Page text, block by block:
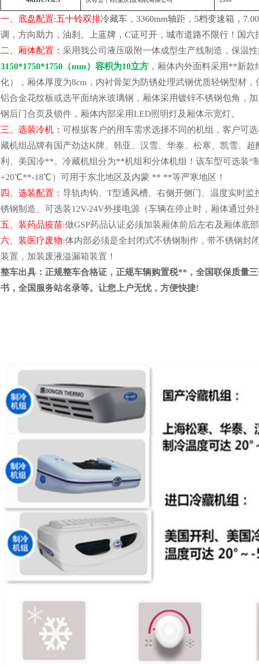
一、底盘配置:五十铃双排冷藏车，3360mm轴距，5档变速箱，
调，方向助力，油刹。上蓝牌，C证可开，城市道路不限行！国六
二、厢体配置： 采用我公司液压吸附一体成型生产线制造，保温
3150*1750*1750 （mm）容积为10立方 ，厢体内外面料采用**新
化），厢体厚度为8cm，内衬骨架为防锈处理武钢优质轻钢型材
铝合金花纹板或选平面纳米玻璃钢，厢体采用镀锌不锈钢包角，
钢后门合页及锁件，厢体内部采用LED照明灯及厢体示宽灯。
三、选装冷机： 可根据客户的用车需求选择不同的机组，客户
藏机组品牌有国产劲达K牌、韩亚、汉雪、华泰、松寒、凯雪、
利、美国冷**。冷藏机组分为**机组和分体机组！该车型可选装“
+20℃**-18℃）可用于东北地区及内蒙 ** **等严寒地区！
四、选装配置： 导轨肉钩、T型通风槽、右侧开侧门、温度实时
锈钢制造、可选装12V-24V外接电源（车辆在停止时，厢体通过外
五、装药品疫苗:做GSP药品认证必须加装厢体前后左右及厢体底
六、装医疗废物:体内部必须是全封闭式不锈钢制作，带不锈钢封
装置，加装废液溢漏箱装置！
整车出具：正规整车合格证，正规车辆购置税**，全国联保质量
书，全国服务站名录等。让您上户无忧，方便快捷!